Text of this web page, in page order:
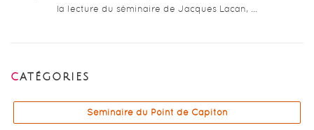
la lecture du séminaire de Jacques Lacan, …
CATÉGORIES
Séminaire du Point de Capiton